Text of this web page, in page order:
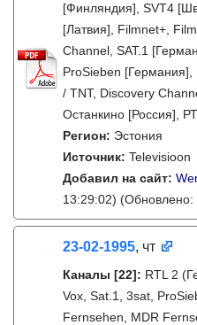
[Финляндия], SVT4
[Латвия], Filmnet+,
Channel, SAT.1
ProSieben
/ TNT, Discovery
Останкино [Россия],
Регион: Эстония
Источник: Televisioon
Добавил на сайт:
13:29:02) (Обновлено:
23-02-1995, чт
Каналы [22]: RTL 2
Vox, Sat.1, 3sat,
Fernsehen, MDR